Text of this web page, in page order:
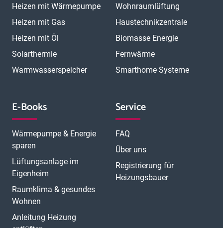
Heizen mit Wärmepumpe
Heizen mit Gas
Heizen mit Öl
Solarthermie
Warmwasserspeicher
Wohnraumlüftung
Haustechnikzentrale
Biomasse Energie
Fernwärme
Smarthome Systeme
E-Books
Wärmepumpe & Energie
sparen
Lüftungsanlage im
Eigenheim
Raumklima & gesundes
Wohnen
Anleitung Heizung
Service
FAQ
Über uns
Registrierung für
Heizungsbauer